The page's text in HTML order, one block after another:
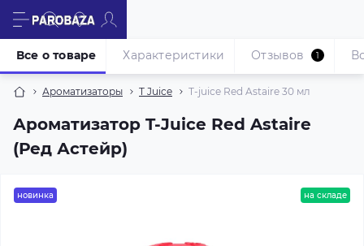
Ароматизаторы T Juice T-juice Red Astaire 30 мл
Ароматизатор T-Juice Red Astaire
(Ред Астейр)
Все о товаре Характеристики Отзывов 1
новинка на складе